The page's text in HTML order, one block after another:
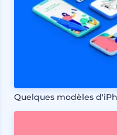
Quelques modèles